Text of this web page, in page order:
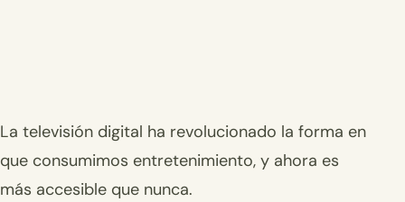
La televisión digital ha revolucionado la forma en
que consumimos entretenimiento, y ahora es
más accesible que nunca.